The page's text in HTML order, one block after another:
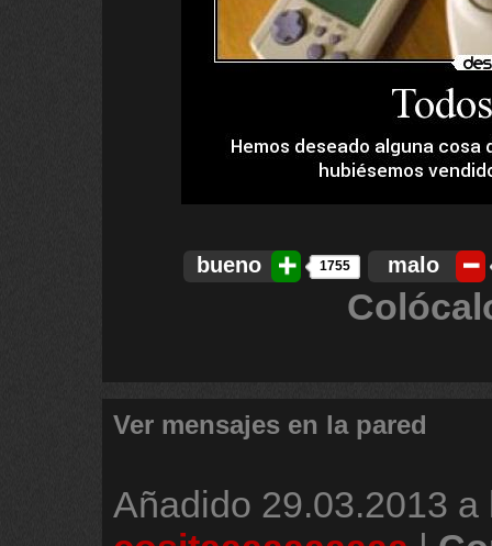
bueno 1755 malo
Ver mensajes en la pared
Añadido 29.03.2013 a